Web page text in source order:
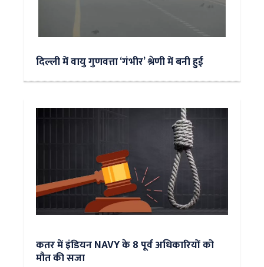
दिल्ली में वायु गुणवत्ता ‘गंभीर’ श्रेणी में बनी हुई
कतर में इंडियन NAVY के 8 पूर्व अधिकारियों को
मौत की सजा